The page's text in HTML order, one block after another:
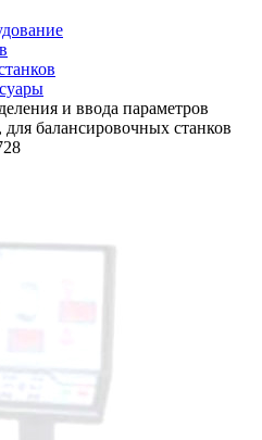
и ввода параметров
балансировочных станков